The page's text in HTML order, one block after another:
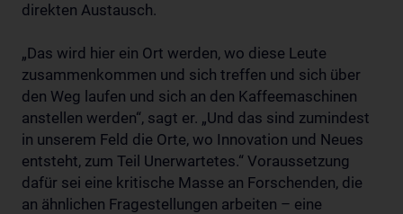
direkten Austausch.
„Das wird hier ein Ort werden, wo diese Leute
zusammenkommen und sich treffen und sich über
den Weg laufen und sich an den Kaffeemaschinen
anstellen werden“, sagt er. „Und das sind zumindest
in unserem Feld die Orte, wo Innovation und Neues
entsteht, zum Teil Unerwartetes.“ Voraussetzung
dafür sei eine kritische Masse an Forschenden, die
an ähnlichen Fragestellungen arbeiten – eine